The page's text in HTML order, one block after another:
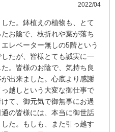
2022/04
た。鉢植えの植物も、とて
お陰で、枝折れや葉が落ち
レベーター無しの5階という
たが、皆様とても誠実に一
。皆様のお陰で、気持ち良
出来ました。心底より感謝
越しという大変な御仕事で
て、御元気で御無事にお過
の皆様には、本当に御世話
た。もしも、また引っ越す